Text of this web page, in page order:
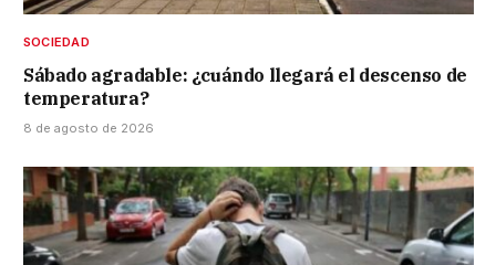
SOCIEDAD
Sábado agradable: ¿cuándo llegará el descenso de
temperatura?
8 de agosto de 2026